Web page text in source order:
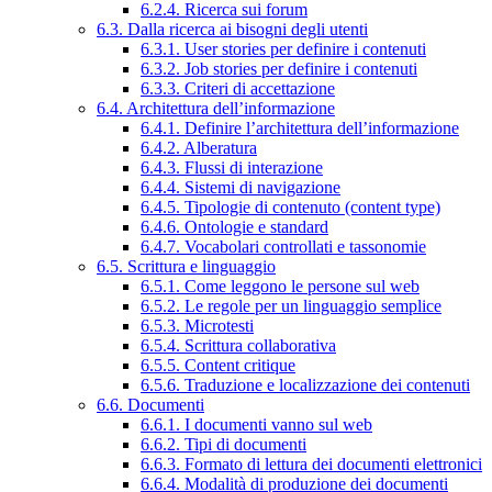
6.2.4. Ricerca sui forum
6.3. Dalla ricerca ai bisogni degli utenti
6.3.1. User stories per definire i contenuti
6.3.2. Job stories per definire i contenuti
6.3.3. Criteri di accettazione
6.4. Architettura dell’informazione
6.4.1. Definire l’architettura dell’informazione
6.4.2. Alberatura
6.4.3. Flussi di interazione
6.4.4. Sistemi di navigazione
6.4.5. Tipologie di contenuto (content type)
6.4.6. Ontologie e standard
6.4.7. Vocabolari controllati e tassonomie
6.5. Scrittura e linguaggio
6.5.1. Come leggono le persone sul web
6.5.2. Le regole per un linguaggio semplice
6.5.3. Microtesti
6.5.4. Scrittura collaborativa
6.5.5. Content critique
6.5.6. Traduzione e localizzazione dei contenuti
6.6. Documenti
6.6.1. I documenti vanno sul web
6.6.2. Tipi di documenti
6.6.3. Formato di lettura dei documenti elettronici
6.6.4. Modalità di produzione dei documenti